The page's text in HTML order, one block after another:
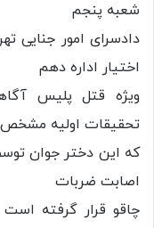
شعبه پنجم
دادسرای امور جنایی
اختیار اداره دهم
ویژه قتل پلیس
تحقیقات اولیه
اصابت ضربات
چاقو قرار گرفته